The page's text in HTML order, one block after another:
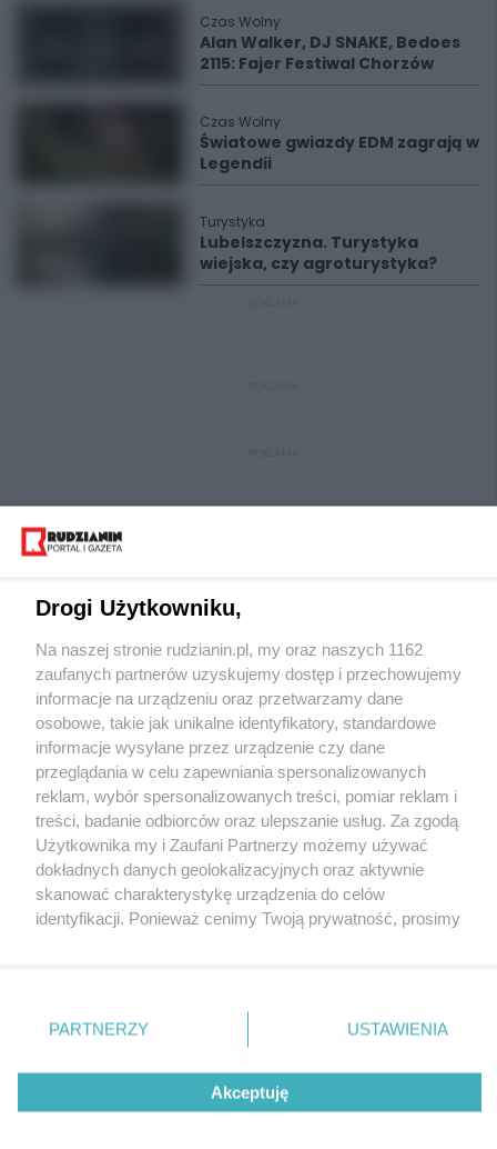
Czas Wolny
Alan Walker, DJ SNAKE, Bedoes
2115: Fajer Festiwal Chorzów
Czas Wolny
Światowe gwiazdy EDM zagrają w
Legendii
Turystyka
Lubelszczyzna. Turystyka
wiejska, czy agroturystyka?
Wydawca mediów lokalnych
Nie zapomnij
zapoznać się z:
polityką prywatności regulamin korzystania z portali
Twojemiasto
Piekary Śląskie
Chorzów
Tarnowskie Góry
Gliwice
Skontakuj sięz nami
Kontakt
Wydawca
Redakcja
Drogi Użytkowniku,
Na naszej stronie rudzianin.pl, my oraz naszych 1162
zaufanych partnerów uzyskujemy dostęp i przechowujemy
informacje na urządzeniu oraz przetwarzamy dane
osobowe, takie jak unikalne identyfikatory, standardowe
informacje wysyłane przez urządzenie czy dane
przeglądania w celu zapewniania spersonalizowanych
reklam, wybór spersonalizowanych treści, pomiar reklam i
treści, badanie odbiorców oraz ulepszanie usług. Za zgodą
Użytkownika my i Zaufani Partnerzy możemy używać
dokładnych danych geolokalizacyjnych oraz aktywnie
skanować charakterystykę urządzenia do celów
identyfikacji. Ponieważ cenimy Twoją prywatność, prosimy
prywatności znajdujący się w lewym dolnym rogu strony
. Niektóre rodzaje przetwarzania danych nie wymagają
zgody użytkownika, ale masz prawo sprzeciwić się
takiemu przetwarzaniu. Preferencje będą miały
zastosowania tylko na tej witrynie.
PARTNERZY USTAWIENIA
Akceptuję